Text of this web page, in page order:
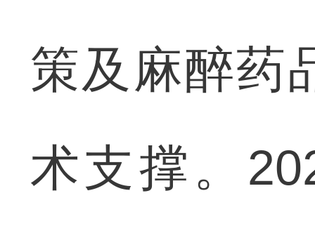
策及麻醉药
术支撑。